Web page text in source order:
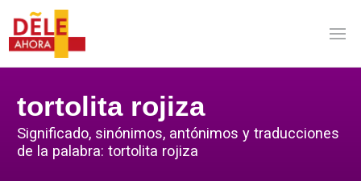
tortolita rojiza
Significado, sinónimos, antónimos y traducciones
de la palabra: tortolita rojiza